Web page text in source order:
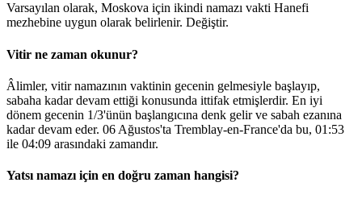
Varsayılan olarak, Moskova için ikindi namazı vakti Hanefi
mezhebine uygun olarak belirlenir. Değiştir.
Vitir ne zaman okunur?
Âlimler, vitir namazının vaktinin gecenin gelmesiyle başlayıp,
sabaha kadar devam ettiği konusunda ittifak etmişlerdir. En iyi
dönem gecenin 1/3'ünün başlangıcına denk gelir ve sabah ezanına
kadar devam eder. 06 Ağustos'ta Tremblay-en-France'da bu, 01:53
ile 04:09 arasındaki zamandır.
Yatsı namazı için en doğru zaman hangisi?